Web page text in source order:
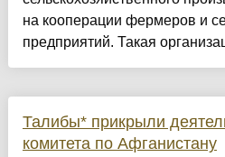
на кооперации фермеров и
предприятий. Такая
Талибы* прикрыли
комитета по Афганистану